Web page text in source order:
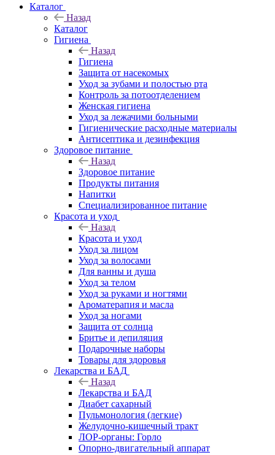
Каталог
Назад
Каталог
Гигиена
Назад
Гигиена
Защита от насекомых
Уход за зубами и полостью рта
Контроль за потоотделением
Женская гигиена
Уход за лежачими больными
Гигиенические расходные материалы
Антисептика и дезинфекция
Здоровое питание
Назад
Здоровое питание
Продукты питания
Напитки
Специализированное питание
Красота и уход
Назад
Красота и уход
Уход за лицом
Уход за волосами
Для ванны и душа
Уход за телом
Уход за руками и ногтями
Ароматерапия и масла
Уход за ногами
Защита от солнца
Бритье и депиляция
Подарочные наборы
Товары для здоровья
Лекарства и БАД
Назад
Лекарства и БАД
Диабет сахарный
Пульмонология (легкие)
Желудочно-кишечный тракт
ЛОР-органы: Горло
Опорно-двигательный аппарат